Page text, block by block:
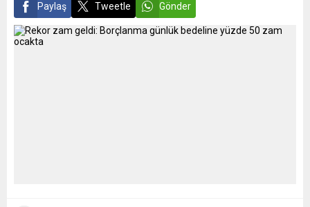
Paylaş Tweetle Gönder